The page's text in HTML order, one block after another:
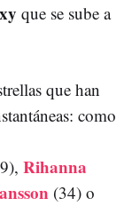
que se sube a
que han
como
Rihanna
(34) o